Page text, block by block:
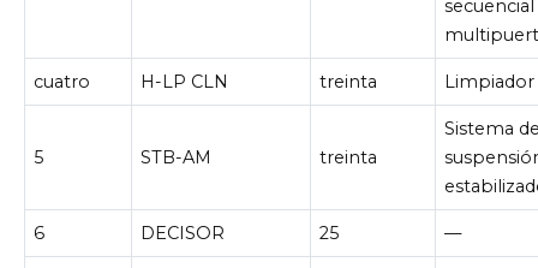
secuencial
cuatro H-LP CLN treinta
5 STB-AM treinta
Sistema
6 DECISOR 25 —